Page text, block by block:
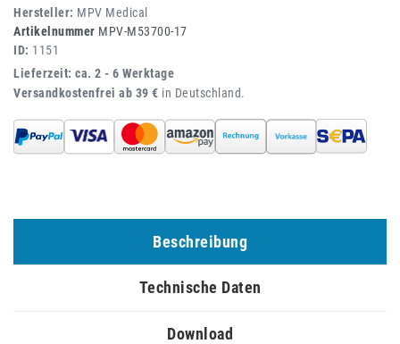
Hersteller: MPV Medical
Artikelnummer MPV-M53700-17
ID: 1151
Lieferzeit: ca. 2 - 6 Werktage
Versandkostenfrei ab 39 € in Deutschland.
Beschreibung
Technische Daten
Download